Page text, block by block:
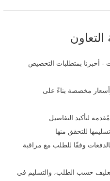
- أخبرنا بمتطلبات التخصيص
مخصصة بناءً على
لتأكيد التفاصيل
للتحقق منها
وفقًا للطلب مع مراقبة
حسب الطلب، والتسليم في